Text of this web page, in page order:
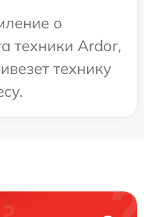
о
техники Ardor,
технику